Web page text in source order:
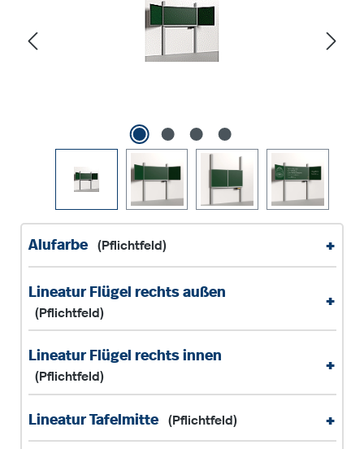
Alufarbe (Pflichtfeld) +
Lineatur Flügel rechts außen
(Pflichtfeld)
+
Lineatur Flügel rechts innen
(Pflichtfeld)
+
Lineatur Tafelmitte (Pflichtfeld) +